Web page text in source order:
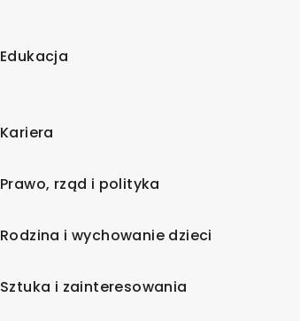
Edukacja
Kariera
Prawo, rząd i polityka
Rodzina i wychowanie dzieci
Sztuka i zainteresowania